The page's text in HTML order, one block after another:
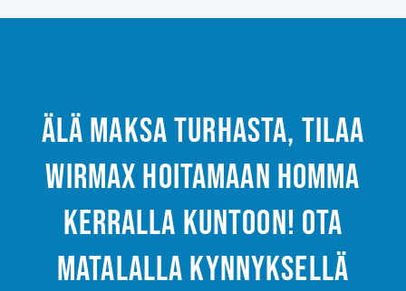
Älä maksa turhasta, tilaa
Wirmax hoitamaan homma
kerralla kuntoon! Ota
matalalla kynnyksellä